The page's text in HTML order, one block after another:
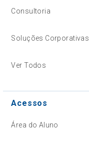
Consultoria
Soluções Corporativas
Ver Todos
Acessos
Área do Aluno